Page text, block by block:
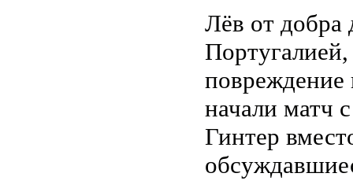
Лёв от добра
повреждение
начали матч
Гинтер